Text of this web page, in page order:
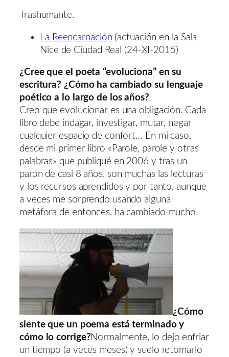
Trashumante.
La Reencarnación (actuación en la Sala
Nice de Ciudad Real (24-XI-2015)
¿Cree que el poeta “evoluciona” en su
escritura? ¿Cómo ha cambiado su lenguaje
poético a lo largo de los años?
Creo que evolucionar es una obligación. Cada
libro debe indagar, investigar, mutar, negar
cualquier espacio de confort… En mi caso,
desde mi primer libro «Parole, parole y otras
palabras» que publiqué en 2006 y tras un
parón de casi 8 años, son muchas las lecturas
y los recursos aprendidos y por tanto, aunque
a veces me sorprendo usando alguna
metáfora de entonces, ha cambiado mucho.
¿Cómo
siente que un poema está terminado y
cómo lo corrige?Normalmente, lo dejo enfriar
un tiempo (a veces meses) y suelo retomarlo